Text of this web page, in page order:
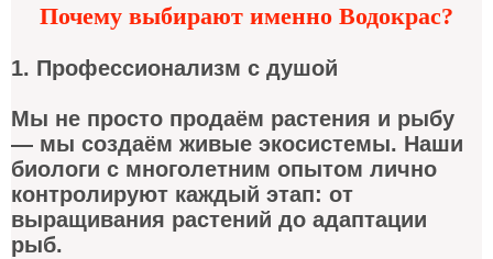
Почему выбирают именно Водокрас?
1. Профессионализм с душой
Мы не просто продаём растения и рыбу
— мы создаём живые экосистемы. Наши
биологи с многолетним опытом лично
контролируют каждый этап: от
выращивания растений до адаптации
рыб.